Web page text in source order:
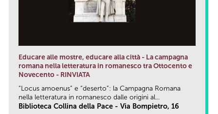
Educare alle mostre, educare alla città - La campagna
romana nella letteratura in romanesco tra Ottocento e
Novecento - RINVIATA
“Locus amoenus” e “deserto”: la Campagna Romana
nella letteratura in romanesco dalle origini al...
Biblioteca Collina della Pace - Via Bompietro, 16